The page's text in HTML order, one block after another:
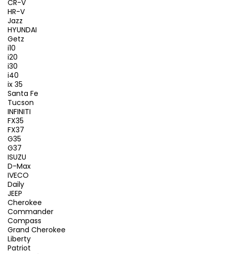
CR-V
HR-V
Jazz
HYUNDAI
Getz
i10
i20
i30
i40
ix 35
Santa Fe
Tucson
INFINITI
FX35
FX37
G35
G37
ISUZU
D-Max
IVECO
Daily
JEEP
Cherokee
Commander
Compass
Grand Cherokee
Liberty
Patriot